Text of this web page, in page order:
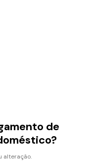
de
alteração.